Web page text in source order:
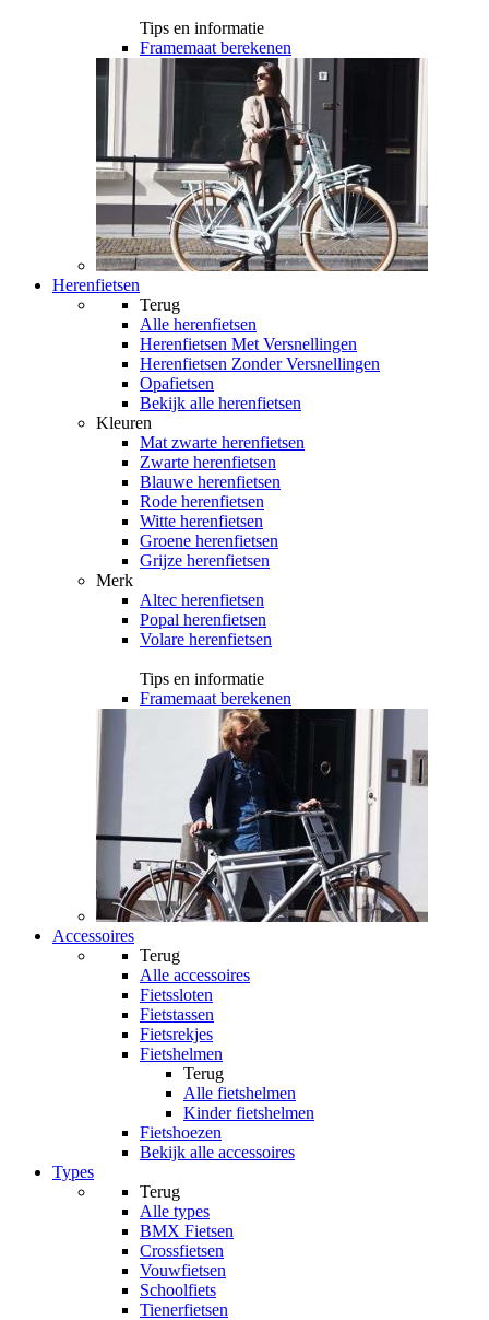
Tips en informatie
Framemaat berekenen
Herenfietsen
Terug
Alle herenfietsen
Herenfietsen Met Versnellingen
Herenfietsen Zonder Versnellingen
Opafietsen
Bekijk alle herenfietsen
Kleuren
Mat zwarte herenfietsen
Zwarte herenfietsen
Blauwe herenfietsen
Rode herenfietsen
Witte herenfietsen
Groene herenfietsen
Grijze herenfietsen
Merk
Altec herenfietsen
Popal herenfietsen
Volare herenfietsen
Tips en informatie
Framemaat berekenen
Accessoires
Terug
Alle accessoires
Fietssloten
Fietstassen
Fietsrekjes
Fietshelmen
Terug
Alle fietshelmen
Kinder fietshelmen
Fietshoezen
Bekijk alle accessoires
Types
Terug
Alle types
BMX Fietsen
Crossfietsen
Vouwfietsen
Schoolfiets
Tienerfietsen